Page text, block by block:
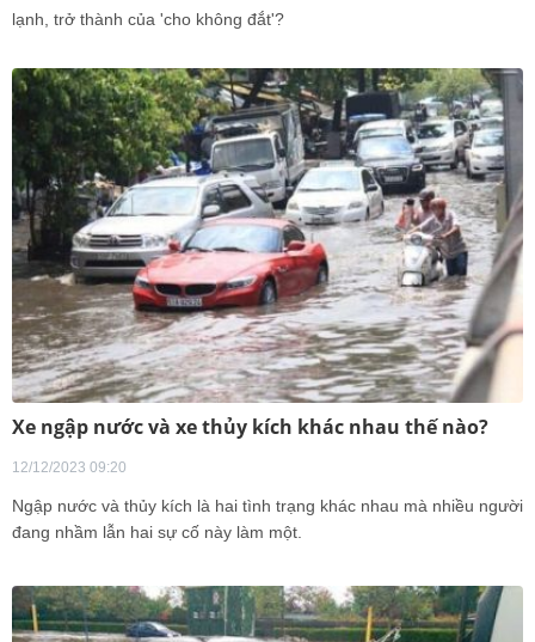
lạnh, trở thành của 'cho không đắt'?
Xe ngập nước và xe thủy kích khác nhau thế nào?
12/12/2023 09:20
Ngập nước và thủy kích là hai tình trạng khác nhau mà nhiều người
đang nhầm lẫn hai sự cố này làm một.